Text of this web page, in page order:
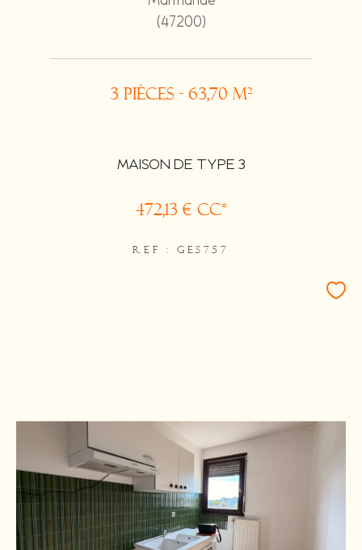
(47200)
3 pièces - 63,70 m²
MAISON DE TYPE 3
472,13 € CC*
REF : GES757